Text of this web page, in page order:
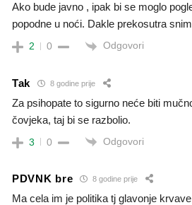
Ako bude javno , ipak bi se moglo
popodne u noći. Dakle prekosutra
2 0 Odgovori
Tak 8 godine prije
Za psihopate to sigurno neće biti
čovjeka, taj bi se razbolio.
3 0 Odgovori
PDVNK bre 8 godine prije
Ma cela im je politika tj glavonje